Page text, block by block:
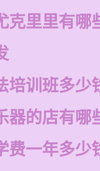
克里里有哪
培训班多少
器的店有哪
费一年多少